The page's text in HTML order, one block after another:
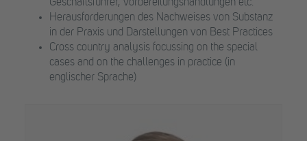
Geschäftsführer, Vorbereitungshandlungen etc.
Herausforderungen des Nachweises von Substanz
in der Praxis und Darstellungen von Best Practices
Cross country analysis focussing on the special
cases and on the challenges in practice (in
englischer Sprache)